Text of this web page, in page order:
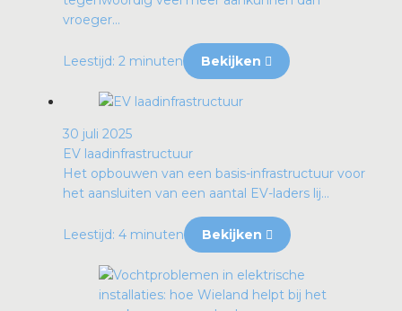
vroeger...
Leestijd: 2 minuten Bekijken
30 juli 2025
EV laadinfrastructuur
Het opbouwen van een basis-infrastructuur voor
het aansluiten van een aantal EV-laders lij...
Leestijd: 4 minuten Bekijken